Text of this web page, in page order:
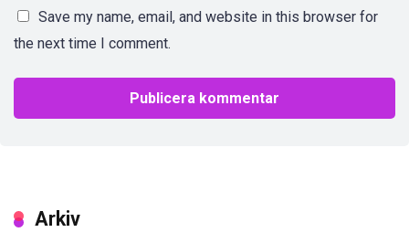
Save my name, email, and website in this browser for
the next time I comment.
Arkiv